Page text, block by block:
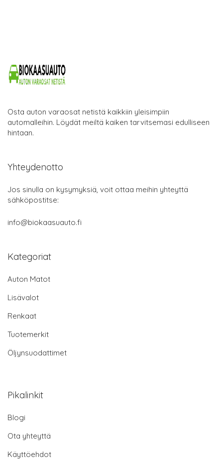
Osta auton varaosat netistä kaikkiin yleisimpiin
automalleihin. Löydät meiltä kaiken tarvitsemasi edulliseen
hintaan.
Yhteydenotto
Jos sinulla on kysymyksiä, voit ottaa meihin yhteyttä
sähköpostitse:
info@biokaasuauto.fi
Kategoriat
Auton Matot
Lisävalot
Renkaat
Tuotemerkit
Öljynsuodattimet
Pikalinkit
Blogi
Ota yhteyttä
Käyttöehdot